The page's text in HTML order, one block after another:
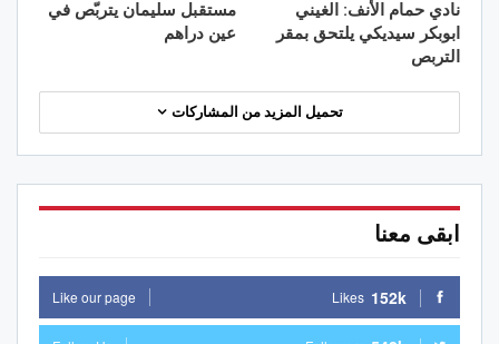
نادي حمام الأنف: الغيني
ابوبكر سيديكي يلتحق بمقر
التربص
مستقبل سليمان يتربّص في
عين دراهم
تحميل المزيد من المشاركات
ابقى معنا
152k
Likes
Like our page